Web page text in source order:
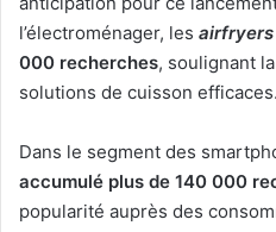
l’électroménager, les airfryers
000 recherches, soulignant
solutions de cuisson efficaces.
Dans le segment des
accumulé plus de 140 000
popularité auprès des